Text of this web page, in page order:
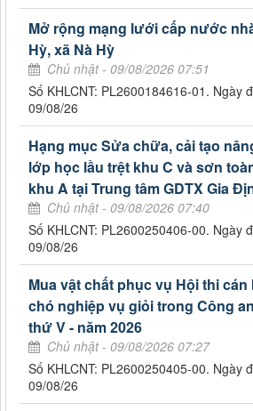
Mở rộng mạng lưới cấp nước
Hỳ, xã Nà Hỳ
Chủ nhật - 09/08/2026 07:51
Số KHLCNT: PL2600184616-01. Ngày
09/08/26
Hạng mục Sửa chữa, cải tạo
lớp học lầu trệt khu C và sơn
khu A tại Trung tâm GDTX Gia
Chủ nhật - 09/08/2026 07:40
Số KHLCNT: PL2600250406-00. Ngày
09/08/26
Mua vật chất phục vụ Hội thi
chó nghiệp vụ giỏi trong Công
thứ V - năm 2026
Chủ nhật - 09/08/2026 07:27
Số KHLCNT: PL2600250405-00. Ngày
09/08/26